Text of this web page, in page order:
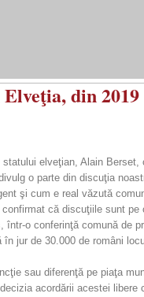
din 2019
elveţian, Alain
o parte din discuţia
şi cum e real văzută
că discuţiile sunt
o conferinţă comună de
jur de 30.000 de români
sau diferenţă pe piaţa
acordării acestei